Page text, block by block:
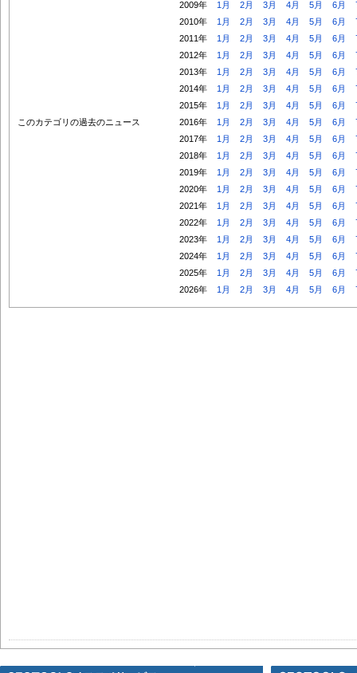
このカテゴリの過去のニュース
2009年 1月 2月 3月 4月 5月 6月
2010年
1月 2月 3月 4月 5月 6月
2011年
1月 2月 3月 4月 5月 6月
2012年
1月 2月 3月 4月 5月 6月
2013年
1月 2月 3月 4月 5月 6月
2014年
1月 2月 3月 4月 5月 6月
2015年
1月 2月 3月 4月 5月 6月
2016年
1月 2月 3月 4月 5月 6月
2017年
1月 2月 3月 4月 5月 6月
2018年
1月 2月 3月 4月 5月 6月
2019年
1月 2月 3月 4月 5月 6月
2020年
1月 2月 3月 4月 5月 6月
2021年
1月 2月 3月 4月 5月 6月
2022年
1月 2月 3月 4月 5月 6月
2023年
1月 2月 3月 4月 5月 6月
2024年
1月 2月 3月 4月 5月 6月
2025年
1月 2月 3月 4月 5月 6月
2026年
1月 2月 3月 4月 5月 6月